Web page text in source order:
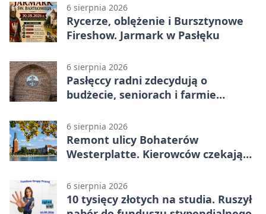
6 sierpnia 2026
Rycerze, oblężenie i Bursztynowe
Fireshow. Jarmark w Pasłęku
6 sierpnia 2026
Pasłęccy radni zdecydują o
budżecie, seniorach i farmie
6 sierpnia 2026
Remont ulicy Bohaterów
Westerplatte. Kierowców czekają
6 sierpnia 2026
10 tysięcy złotych na studia. Ruszył